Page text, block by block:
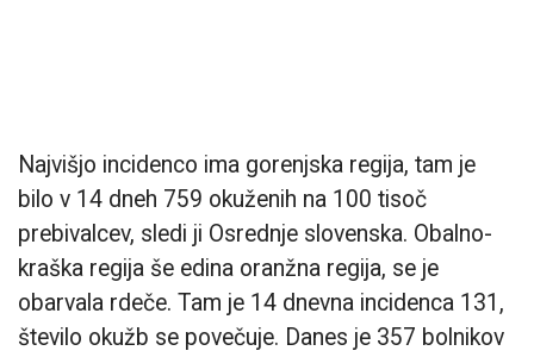
Najvišjo incidenco ima gorenjska regija, tam je
bilo v 14 dneh 759 okuženih na 100 tisoč
prebivalcev, sledi ji Osrednje slovenska. Obalno-
kraška regija še edina oranžna regija, se je
obarvala rdeče. Tam je 14 dnevna incidenca 131,
število okužb se povečuje. Danes je 357 bolnikov